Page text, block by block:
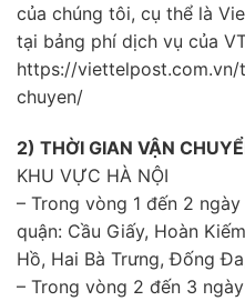
của chúng tôi, cụ thể là
tại bảng phí dịch vụ của
https://
chuyen/
2) THỜI GIAN VẬN
KHU VỰC HÀ NỘI
– Trong vòng 1 đến 2
quận: Cầu Giấy, Hoàn
Hồ, Hai Bà Trưng, Đống
– Trong vòng 2 đến 3